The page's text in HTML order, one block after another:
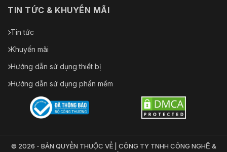
TIN TỨC & KHUYẾN MÃI
Tin tức
Khuyến mãi
Hướng dẫn sử dụng thiết bị
Hướng dẫn sử dụng phần mềm
© 2026 - BẢN QUYỀN THUỘC VỀ | CÔNG TY TNHH CÔNG NGHỆ &